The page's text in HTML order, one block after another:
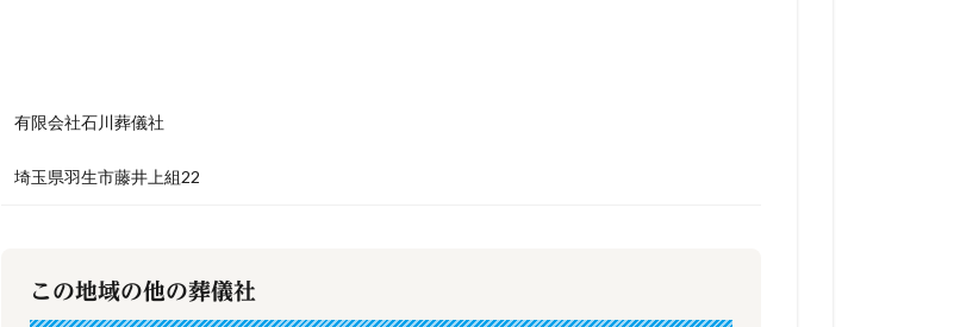
有限会社石川葬儀社
埼玉県羽生市藤井上組22
この地域の他の葬儀社